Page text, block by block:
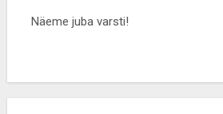
Näeme juba varsti!